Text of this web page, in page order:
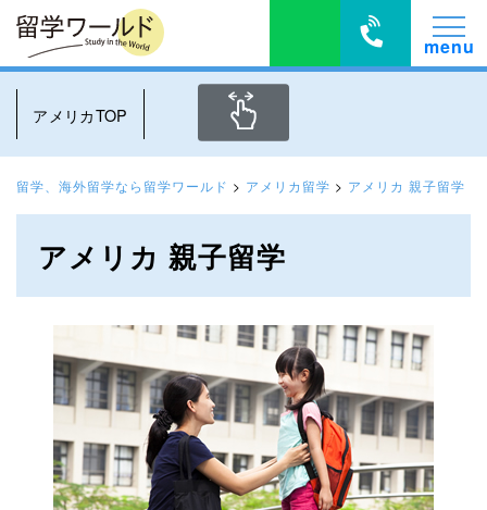
アメリカTOP
留学、海外留学なら留学ワールド > アメリカ留学 > アメリカ 親子留学
アメリカ 親子留学